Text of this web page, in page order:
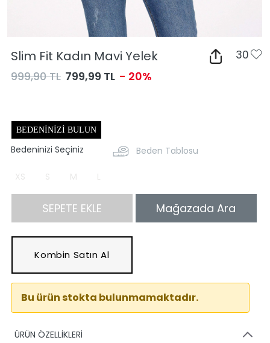
Slim Fit Kadın Mavi Yelek 30
999,90 TL 799,99 TL - 20%
BEDENINIZI BULUN
Bedeninizi Seçiniz Beden Tablosu
XS S M L
SEPETE EKLE Mağazada Ara
Kombin Satın Al
Bu ürün stokta bulunmamaktadır.
ÜRÜN ÖZELLİKLERİ